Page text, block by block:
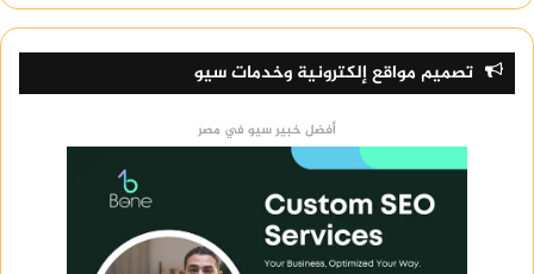
تصميم مواقع إلكترونية وخدمات سيو
أفضل خبير سيو في مصر